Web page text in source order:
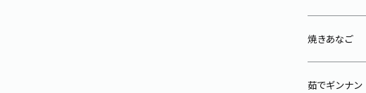
焼きあなご
茹でギンナン